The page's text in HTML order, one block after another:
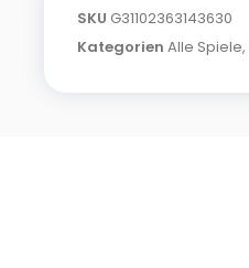
SKU G31102363143630
Kategorien Alle Spiele,